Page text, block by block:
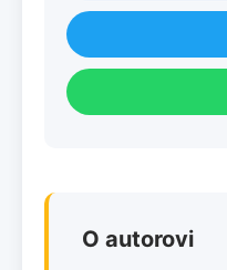
O autorovi